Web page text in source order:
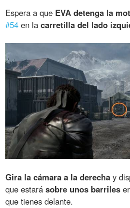
Espera a que EVA detenga la
#54 en lacarretilla del lado
Gira la cámara a la derecha y
que estarásobre unos barriles
que tienes delante.